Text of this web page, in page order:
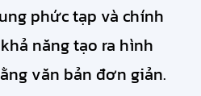
phức tạp và chính
năng tạo ra hình
văn bản đơn giản.